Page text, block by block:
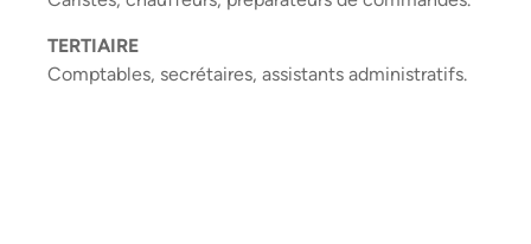
TERTIAIRE
Comptables, secrétaires, assistants administratifs.